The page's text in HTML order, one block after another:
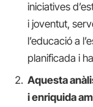
iniciatives
i joventut,
l’educació a
planificada i
Aquesta
i enriquida